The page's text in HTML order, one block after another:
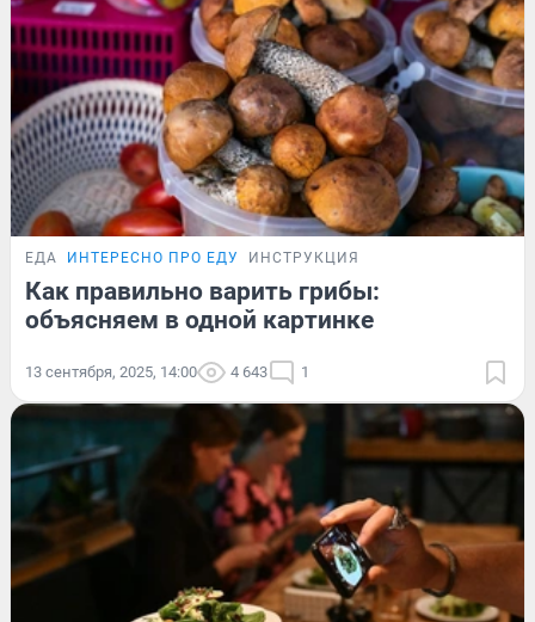
ЕДА ИНТЕРЕСНО ПРО ЕДУ ИНСТРУКЦИЯ
Как правильно варить грибы:
объясняем в одной картинке
13 сентября, 2025, 14:00 4 643 1